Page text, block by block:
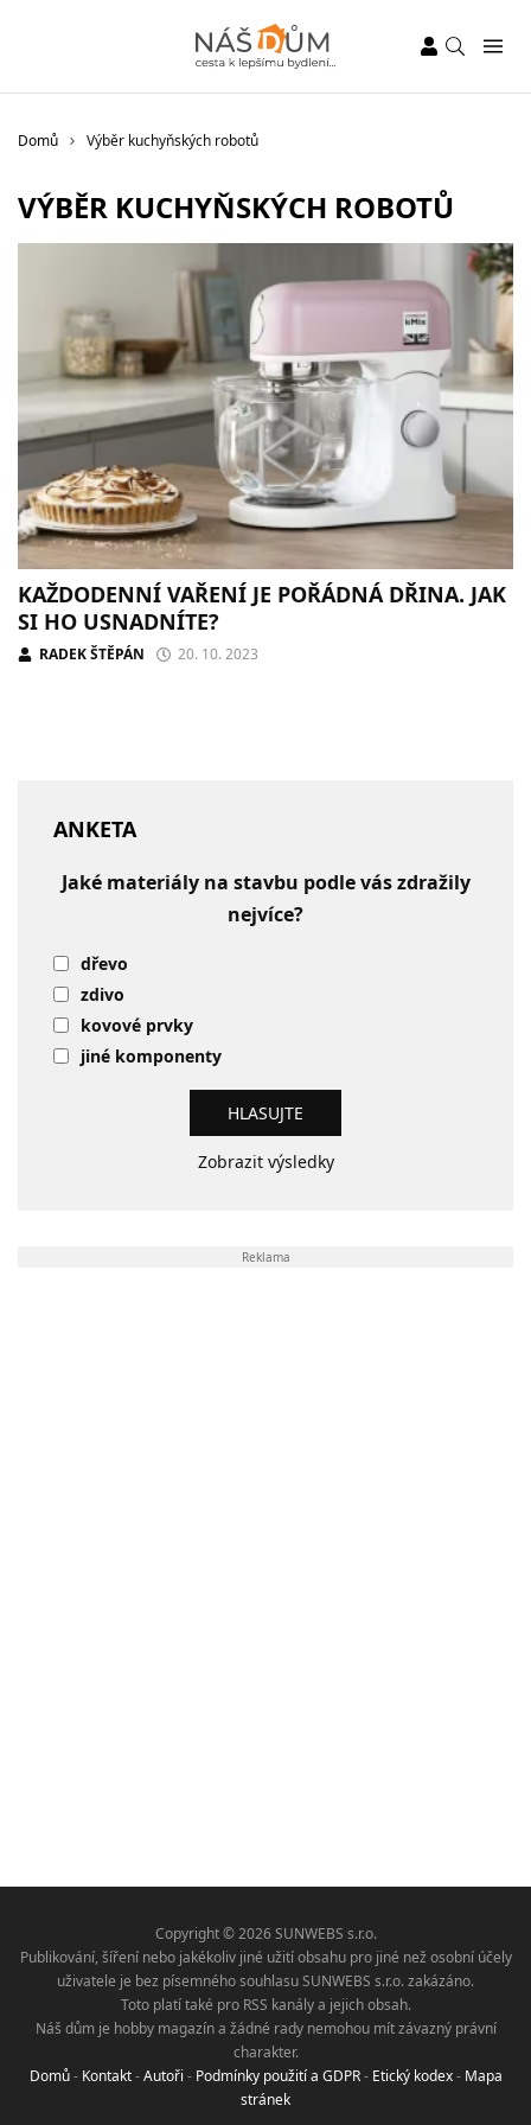
Domů Výběr kuchyňských robotů
VÝBĚR KUCHYŇSKÝCH ROBOTŮ
KAŽDODENNÍ VAŘENÍ JE POŘÁDNÁ DŘINA. JAK
SI HO USNADNÍTE?
RADEK ŠTĚPÁN 20. 10. 2023
ANKETA
Jaké materiály na stavbu podle vás zdražily
nejvíce?
dřevo
zdivo
kovové prvky
jiné komponenty
Zobrazit výsledky
Reklama
Copyright © 2026 SUNWEBS s.r.o.
Publikování, šíření nebo jakékoliv jiné užití obsahu pro jiné než osobní účely
uživatele je bez písemného souhlasu SUNWEBS s.r.o. zakázáno.
Toto platí také pro RSS kanály a jejich obsah.
Náš dům je hobby magazín a žádné rady nemohou mít závazný právní
charakter.
Domů- Kontakt-Autoři - Podmínky použití a GDPR- Etický kodex- Mapa
stránek